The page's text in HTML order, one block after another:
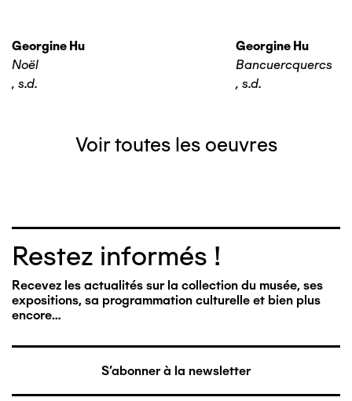
Georgine Hu
Noël
, s.d.
Georgine Hu
Bancuercquercs
, s.d.
Voir toutes les oeuvres
Restez informés !
Recevez les actualités sur la collection du musée, ses
expositions, sa programmation culturelle et bien plus
encore…
S'abonner à la newsletter